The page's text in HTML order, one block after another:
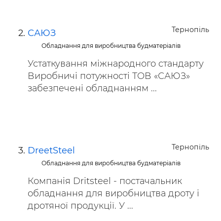
Тернопіль
САЮЗ
Обладнання для виробництва будматеріалів
Устаткування міжнародного стандарту
Виробничі потужності ТОВ «САЮЗ»
забезпечені обладнанням ...
Тернопіль
DreetSteel
Обладнання для виробництва будматеріалів
Компанія Dritsteel - постачальник
обладнання для виробництва дроту і
дротяної продукції. У ...